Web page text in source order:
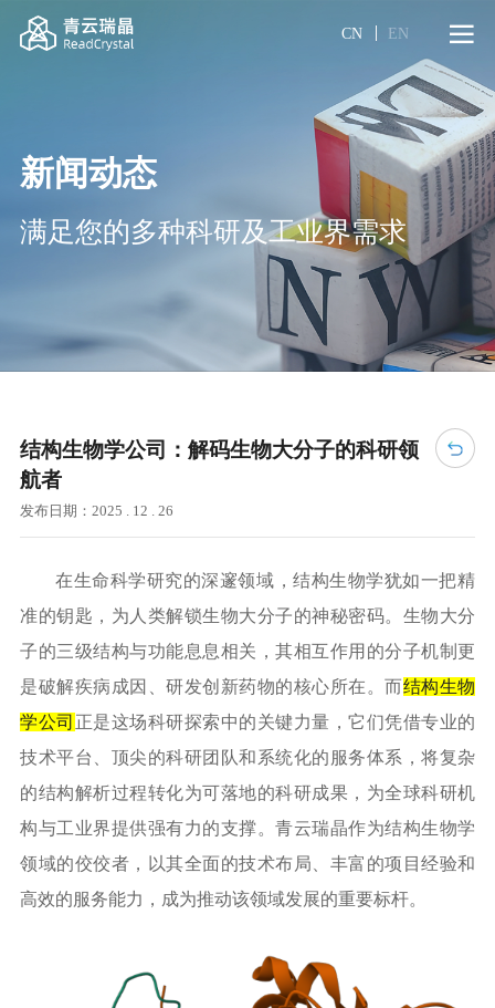
CN EN
新闻动态
满足您的多种科研及工业界需求
结构生物学公司：解码生物大分子的科研领
航者
发布日期：2025 . 12 . 26
在生命科学研究的深邃领域，结构生物学犹如一把精
准的钥匙，为人类解锁生物大分子的神秘密码。生物大分
子的三级结构与功能息息相关，其相互作用的分子机制更
是破解疾病成因、研发创新药物的核心所在。而结构生物
学公司 正是这场科研探索中的关键力量，它们凭借专业的
技术平台、顶尖的科研团队和系统化的服务体系，将复杂
的结构解析过程转化为可落地的科研成果，为全球科研机
构与工业界提供强有力的支撑。青云瑞晶作为结构生物学
领域的佼佼者，以其全面的技术布局、丰富的项目经验和
高效的服务能力，成为推动该领域发展的重要标杆。